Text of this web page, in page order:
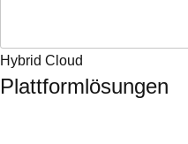
Hybrid Cloud
Plattformlösungen